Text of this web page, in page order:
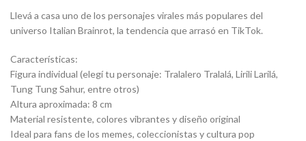
Llevá a casa uno de los personajes virales más populares del
universo Italian Brainrot, la tendencia que arrasó en TikTok.
Características:
Figura individual (elegí tu personaje: Tralalero Tralalá, Lirili Larilá,
Tung Tung Sahur, entre otros)
Altura aproximada: 8 cm
Material resistente, colores vibrantes y diseño original
Ideal para fans de los memes, coleccionistas y cultura pop